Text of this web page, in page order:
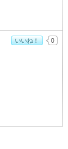
>」おすすめ
いいね！ 0